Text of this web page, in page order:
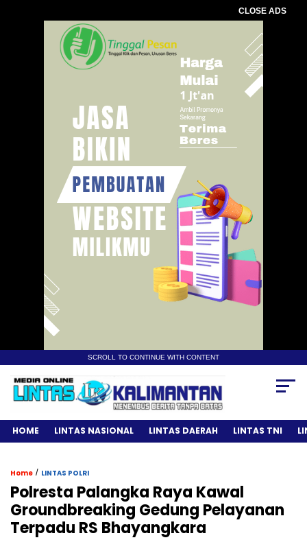
CLOSE ADS
SCROLL TO CONTINUE WITH CONTENT
HOME LINTAS NASIONAL LINTAS DAERAH LINTAS TNI
Home / LINTAS POLRI
Polresta Palangka Raya Kawal
Groundbreaking Gedung Pelayanan
Terpadu RS Bhayangkara